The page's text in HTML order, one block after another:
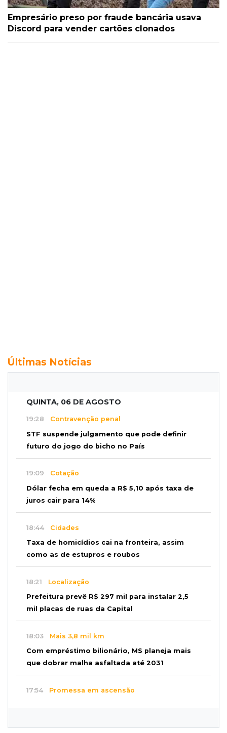
Empresário preso por fraude bancária usava
Discord para vender cartões clonados
Últimas Notícias
QUINTA, 06 DE AGOSTO
19:28 Contravenção penal
STF suspende julgamento que pode definir
futuro do jogo do bicho no País
19:09 Cotação
Dólar fecha em queda a R$ 5,10 após taxa de
juros cair para 14%
18:44 Cidades
Taxa de homicídios cai na fronteira, assim
como as de estupros e roubos
18:21 Localização
Prefeitura prevê R$ 297 mil para instalar 2,5
mil placas de ruas da Capital
18:03 Mais 3,8 mil km
Com empréstimo bilionário, MS planeja mais
que dobrar malha asfaltada até 2031
17:54 Promessa em ascensão